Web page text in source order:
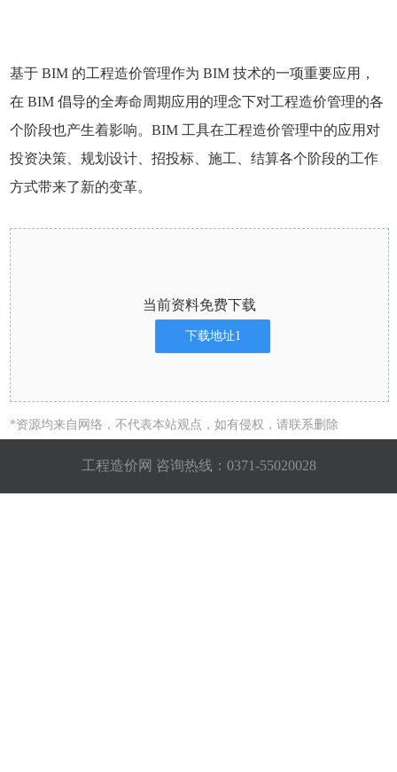
基于 BIM 的工程造价管理作为 BIM 技术的一项重要应用，
在 BIM 倡导的全寿命周期应用的理念下对工程造价管理的各
个阶段也产生着影响。BIM 工具在工程造价管理中的应用对
投资决策、规划设计、招投标、施工、结算各个阶段的工作
方式带来了新的变革。
当前资料免费下载
下载地址1
*资源均来自网络，不代表本站观点，如有侵权，请联系删除
工程造价网 咨询热线： 0371-55020028